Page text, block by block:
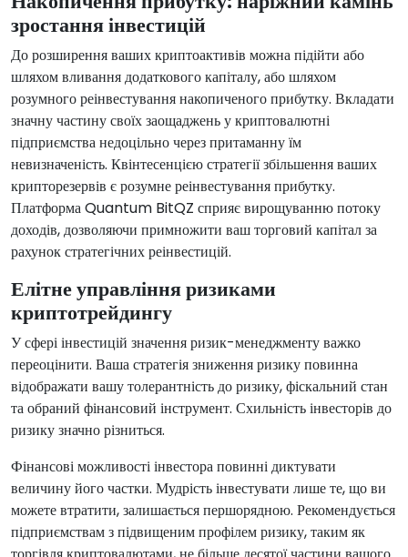
зростання інвестицій
До розширення ваших криптоактивів можна підійти або
шляхом вливання додаткового капіталу, або шляхом
розумного реінвестування накопиченого прибутку. Вкладати
значну частину своїх заощаджень у криптовалютні
підприємства недоцільно через притаманну їм
невизначеність. Квінтесенцією стратегії збільшення ваших
крипторезервів є розумне реінвестування прибутку.
Платформа Quantum BitQZ сприяє вирощуванню потоку
доходів, дозволяючи примножити ваш торговий капітал за
рахунок стратегічних реінвестицій.
Елітне управління ризиками
криптотрейдингу
У сфері інвестицій значення ризик-менеджменту важко
переоцінити. Ваша стратегія зниження ризику повинна
відображати вашу толерантність до ризику, фіскальний стан
та обраний фінансовий інструмент. Схильність інвесторів до
ризику значно різниться.
Фінансові можливості інвестора повинні диктувати
величину його частки. Мудрість інвестувати лише те, що ви
можете втратити, залишається першорядною. Рекомендується
підприємствам з підвищеним профілем ризику, таким як